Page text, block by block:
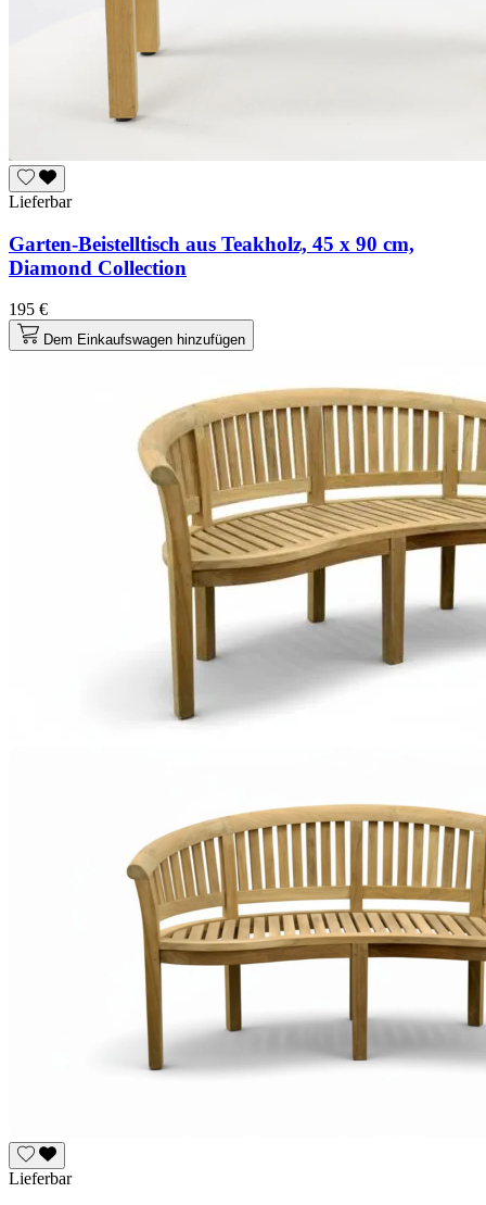
Lieferbar
Garten-Beistelltisch aus Teakholz, 45 x 90 cm,
Diamond Collection
195 €
Dem Einkaufswagen hinzufügen
Lieferbar